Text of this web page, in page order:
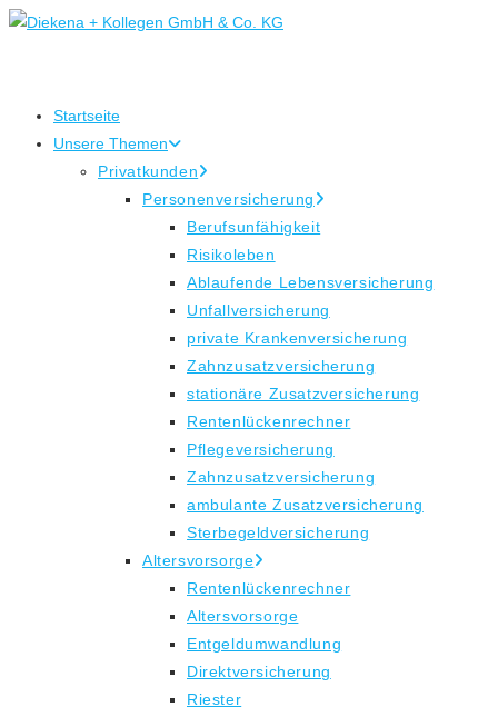
Zum
Startseite
Unsere Themen
Privatkunden
Personenversicherung
Berufsunfähigkeit
Risikoleben
Ablaufende Lebensversicherung
Unfallversicherung
private Krankenversicherung
Zahnzusatzversicherung
stationäre Zusatzversicherung
Rentenlückenrechner
Pflegeversicherung
Zahnzusatzversicherung
ambulante Zusatzversicherung
Sterbegeldversicherung
Altersvorsorge
Rentenlückenrechner
Altersvorsorge
Entgeldumwandlung
Direktversicherung
Riester